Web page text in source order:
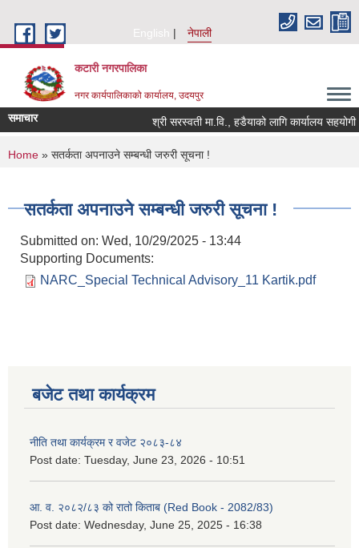
English
नेपाली
कटारी नगरपालिका
नगर कार्यपालिकाको कार्यालय, उदयपुर
समाचार श्री सरस्वती मा.वि., हडैयाको लागि कार्यालय
You are here
Home » सतर्कता अपनाउने सम्बन्धी जरुरी सूचना !
सतर्कता अपनाउने सम्बन्धी जरुरी सूचना !
Submitted on: Wed, 10/29/2025 - 13:44
Supporting Documents:
NARC_Special Technical Advisory_11 Kartik.pdf
बजेट तथा कार्यक्रम
नीति तथा कार्यक्रम र वजेट २०८३-८४
Post date: Tuesday, June 23, 2026 - 10:51
आ. व. २०८२/८३ को रातो किताब (Red Book - 2082/83)
Post date: Wednesday, June 25, 2025 - 16:38